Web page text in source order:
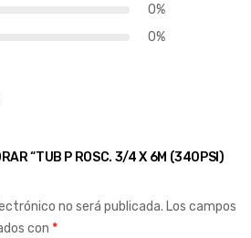
0%
0%
“TUB P ROSC. 3/4 X 6M (340PSI)
no será publicada. Los campos
con *